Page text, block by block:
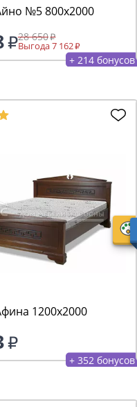
№5 800х2000
28 650
Выгода 7 162
+ 214 бонусов
1200х2000
+ 352 бонусов